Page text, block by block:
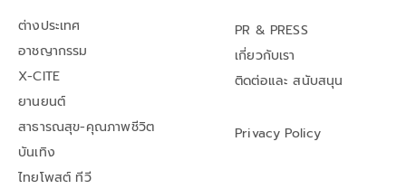
ต่างประเทศ
อาชญากรรม
X-CITE
ยานยนต์
สาธารณสุข-คุณภาพชีวิต
บันเทิง
ไทยโพสต์ ทีวี
PR & PRESS
เกี่ยวกับเรา
ติดต่อและ สนับสนุน
Privacy Policy